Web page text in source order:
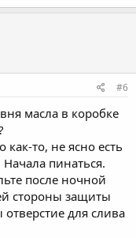
#6
масла в коробке
то, не ясно есть
пинаться.
после ночной
стороны защиты
для слива